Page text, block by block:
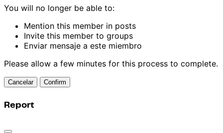
You will no longer be able to:
Mention this member in posts
Invite this member to groups
Enviar mensaje a este miembro
Please allow a few minutes for this process to complete.
Confirm
Report